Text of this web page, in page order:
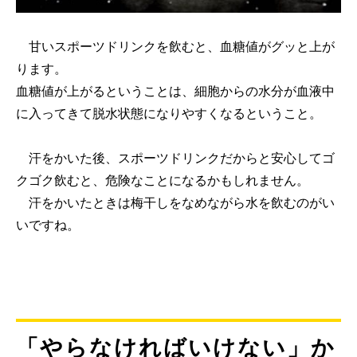
甘いスポーツドリンクを飲むと、血糖値がグッと上が
ります。
血糖値が上がるということは、細胞からの水分が血液中
に入ってきて脱水状態になりやすくなるということ。
汗をかいた後、スポーツドリンクだからと安心してゴ
クゴク飲むと、危険なことになるかもしれません。
汗をかいたときは梅干しをなめながら水を飲むのがい
いですね。
「やらなければいけない」か